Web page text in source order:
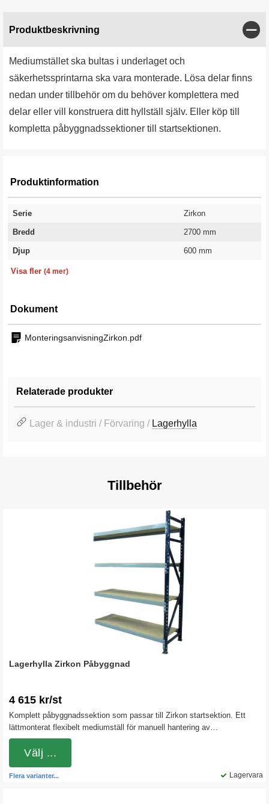
Produktbeskrivning
Mediumstället ska bultas i underlaget och
säkerhetssprintarna ska vara monterade. Lösa delar finns
nedan under tillbehör om du behöver komplettera med
delar eller vill konstruera ditt hyllställ själv. Eller köp till
kompletta påbyggnadssektioner till startsektionen.
Produktinformation
Serie Zirkon
Bredd 2700 mm
Djup
600 mm
Visa fler (4 mer)
Dokument
MonteringsanvisningZirkon.pdf
Relaterade produkter
Lager & industri / Förvaring / Lagerhylla
Tillbehör
Lagerhylla Zirkon Påbyggnad
4 615 kr/st
Komplett påbyggnadssektion som passar till Zirkon startsektion. Ett
lättmonterat flexibelt mediumställ för manuell hantering av
volymkrävande gods. Ställaget är lätt att bygga om eller förlänga när
behoven växlar.
Lagervara
Flera varianter...
Välj ...